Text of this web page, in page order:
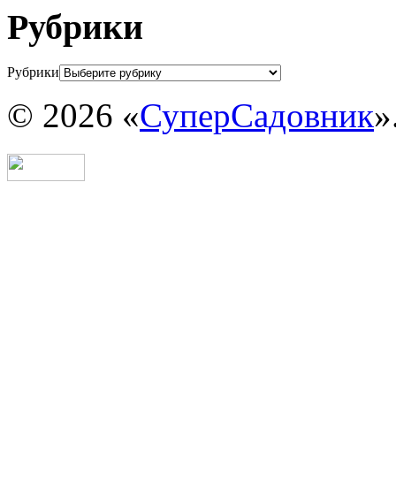
Рубрики
Рубрики
© 2026 «СуперСадовник